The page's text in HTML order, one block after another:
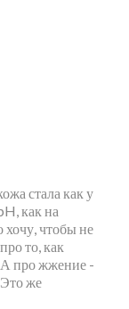
стала как у
как на
хочу, чтобы не
то, как
А про жжение -
Это же